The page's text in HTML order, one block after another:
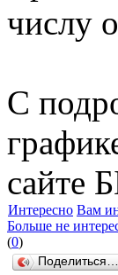
числу
С
сайте
Интересно Вам
Больше не
(0)
Поделиться…